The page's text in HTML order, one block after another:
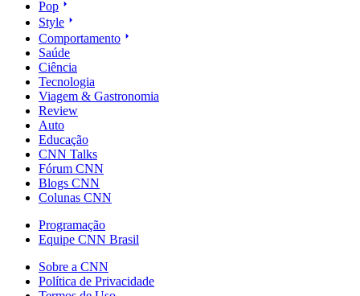
Pop
Style
Comportamento
Saúde
Ciência
Tecnologia
Viagem & Gastronomia
Review
Auto
Educação
CNN Talks
Fórum CNN
Blogs CNN
Colunas CNN
Programação
Equipe CNN Brasil
Sobre a CNN
Política de Privacidade